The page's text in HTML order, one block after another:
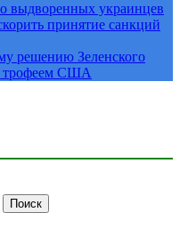
выдворенных украинцев
принятие санкций
решению Зеленского
трофеем США